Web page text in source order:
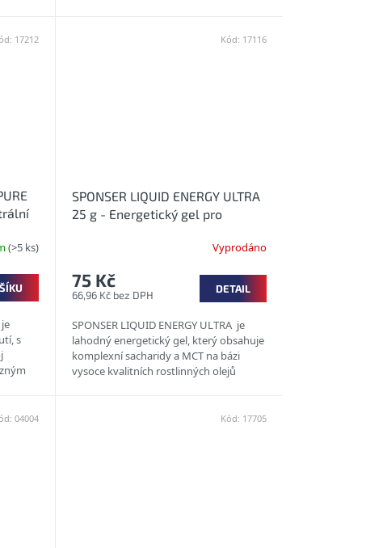
(>5 ks)
s
17212
SPONSER LIQUID ENERGY ULTRA
25 g - Energetický gel pro
Vyprodáno
66,96 Kč bez DPH
75 Kč DETAIL
SPONSER LIQUID ENERGY ULTRA je
lahodný energetický gel, který obsahuje
komplexní sacharidy a MCT na bázi
vysoce kvalitních rostlinných olejů
Kód: 17116
04004 Kód: 17705